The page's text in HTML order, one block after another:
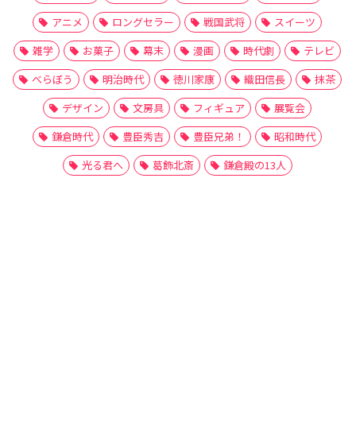
アニメ
ロングセラー 戦国武将
スイーツ
雑学
お菓子 幕末 漫画 時代劇
テレビ
べらぼう
明治時代 徳川家康 織田信長
抹茶
デザイン
文房具 フィギュア
展覧会
鎌倉時代
豊臣秀吉 豊臣兄弟！
昭和時代
光る君へ
葛飾北斎 鎌倉殿の13人